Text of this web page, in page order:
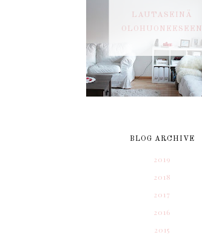
LAUTASEINÄ
OLOHUONEESEEN
BLOG ARCHIVE
2019
2018
2017
2016
2015